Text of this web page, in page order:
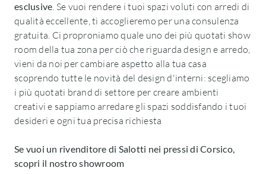
esclusive. Se vuoi rendere i tuoi spazi voluti con arredi di
qualità eccellente, ti accoglieremo per una consulenza
gratuita. Ci proproniamo quale uno dei più quotati show
room della tua zona per ciò che riguarda design e arredo,
vieni da noi per cambiare aspetto alla tua casa
scoprendo tutte le novità del design d'interni: scegliamo
i più quotati brand di settore per creare ambienti
creativi e sappiamo arredare gli spazi soddisfando i tuoi
desideri e ogni tua precisa richiesta
Se vuoi un rivenditore di Salotti nei pressi di Corsico,
scopri il nostro showroom